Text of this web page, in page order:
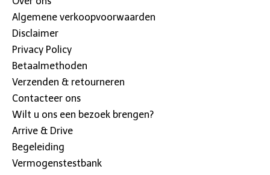
Algemene verkoopvoorwaarden
Disclaimer
Privacy Policy
Betaalmethoden
Verzenden & retourneren
Contacteer ons
Wilt u ons een bezoek brengen?
Arrive & Drive
Begeleiding
Vermogenstestbank